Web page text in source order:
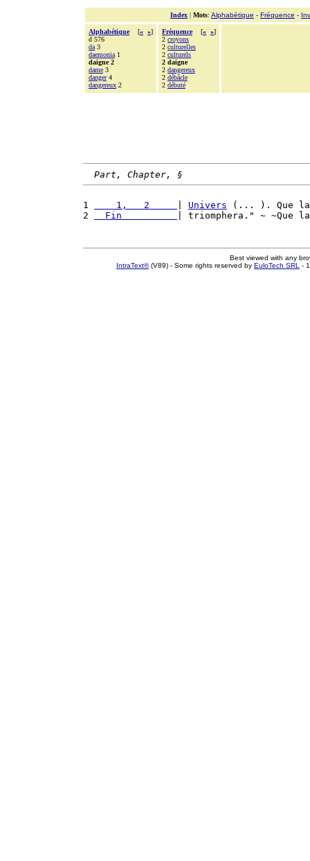
Index | Mots: Alphabétique - Fréquence -
Alphabétique [« »]
d 576
da 3
daemonia 1
daigne 2
dame 3
danger4
dangereux 2
Fréquence [« »]
2 croyons
2 culturelles
2 culturels
2 daigne
2 dangereux
2 débâcle
2 débuté
Part, Chapter, §
1
    1,   2
Univers (... ). Que
2
  Fin
| triomphera." ~ ~Que
Best viewed with any
IntraText®(V89) - Some rights reserved by EuloTech SRL -